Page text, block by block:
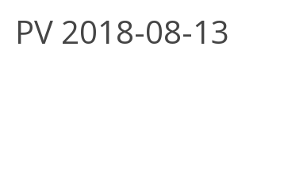
PV 2018-08-13